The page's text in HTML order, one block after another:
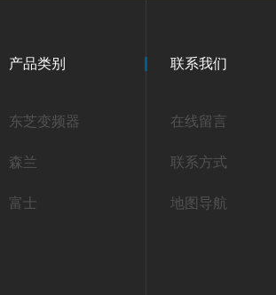
产品类别
东芝变频器
森兰
富士
联系我们
在线留言
联系方式
地图导航